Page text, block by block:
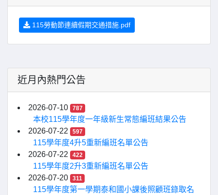
115勞動節連續假期交通措施.pdf
近月內熱門公告
2026-07-10 787
本校115學年度一年級新生常態編班結果公告
2026-07-22
597
115學年度4升5重新編班名單公告
2026-07-22
422
115學年度2升3重新編班名單公告
2026-07-20
311
115學年度第一學期泰和國小課後照顧班錄取名